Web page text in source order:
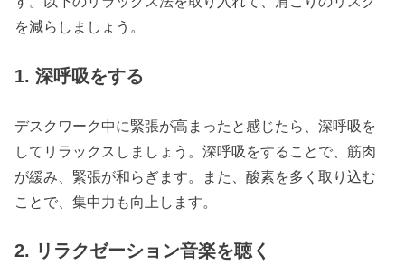
を減らしましょう。
1. 深呼吸をする
デスクワーク中に緊張が高まったと感じたら、深呼吸を
してリラックスしましょう。深呼吸をすることで、筋肉
が緩み、緊張が和らぎます。また、酸素を多く取り込む
ことで、集中力も向上します。
2. リラクゼーション音楽を聴く